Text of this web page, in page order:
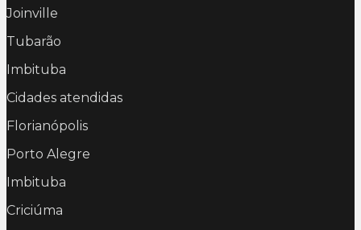
Joinville
Tubarão
Imbituba
Cidades atendidas
Florianópolis
Porto Alegre
Imbituba
Criciúma